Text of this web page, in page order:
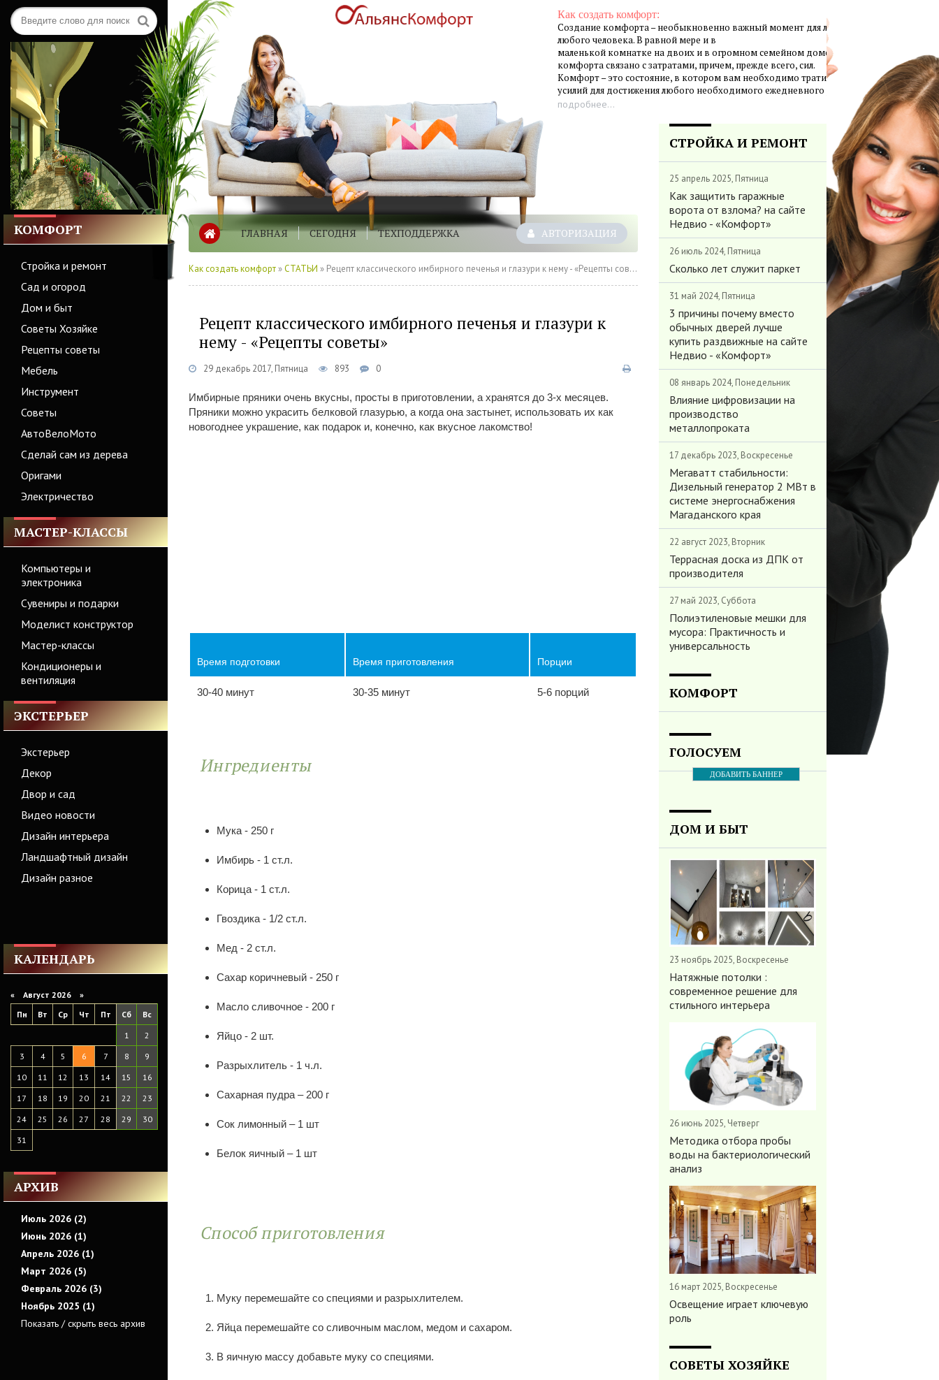
Как создать комфорт:
Создание комфорта – необыкновенно важный момент для личной жизни
любого человека. В равной мере и в
маленькой комнатке на двоих и в огромном семейном доме создание
комфорта связано с затратами, причем, прежде всего, сил.
Комфорт – это состояние, в котором вам необходимо тратить минимум
усилий для достижения любого необходимого ежедневного результата.
подробнее...
КОМФОРТ
Стройка и ремонт
Сад и огород
Дом и быт
Советы Хозяйке
Рецепты советы
Мебель
Инструмент
Советы
АвтоВелоМото
Сделай сам из дерева
Оригами
Электричество
МАСТЕР-КЛАССЫ
Компьютеры и
электроника
Сувениры и подарки
Моделист конструктор
Мастер-классы
Кондиционеры и
вентиляция
ЭКСТЕРЬЕР
Экстерьер
Декор
Двор и сад
Видео новости
Дизайн интерьера
Ландшафтный дизайн
Дизайн разное
КАЛЕНДАРЬ
« Август 2026 »
Пн
Вт Ср Чт Пт Сб
Вс
1
2
3
4 5 6 7 8
9
10
11 12 13 14 15
16
17
18 19 20 21 22
23
24
25 26 27 28 29
30
31
АРХИВ
Июль 2026 (2)
Июнь 2026 (1)
Апрель 2026 (1)
Март 2026 (5)
Февраль 2026 (3)
Ноябрь 2025 (1)
Показать / скрыть весь архив
ГЛАВНАЯ СЕГОДНЯ ТЕХПОДДЕРЖКА АВТОРИЗАЦИЯ
Как создать комфорт »СТАТЬИ » Рецепт классического имбирного печенья и глазури к нему - «Рецепты советы»
Рецепт классического имбирного печенья и глазури к
нему - «Рецепты советы»
29 декабрь 2017, Пятница 893 0
Имбирные пряники очень вкусны, просты в приготовлении, а хранятся до 3-х месяцев.
Пряники можно украсить белковой глазурью, а когда она застынет, использовать их как
новогоднее украшение, как подарок и, конечно, как вкусное лакомство!
Время подготовки Время приготовления Порции
30-40 минут 30-35 минут 5-6 порций
Ингредиенты
Мука - 250 г
Имбирь - 1 ст.л.
Корица - 1 ст.л.
Гвоздика - 1/2 ст.л.
Мед - 2 ст.л.
Сахар коричневый - 250 г
Масло сливочное - 200 г
Яйцо - 2 шт.
Разрыхлитель - 1 ч.л.
Сахарная пудра – 200 г
Сок лимонный – 1 шт
Белок яичный – 1 шт
Способ приготовления
Муку перемешайте со специями и разрыхлителем.
Яйца перемешайте со сливочным маслом, медом и сахаром.
В яичную массу добавьте муку со специями.
СТРОЙКА И РЕМОНТ
25 апрель 2025, Пятница
Как защитить гаражные
ворота от взлома? на сайте
Недвио - «Комфорт»
26 июль 2024, Пятница
Сколько лет служит паркет
31 май 2024, Пятница
3 причины почему вместо
обычных дверей лучше
купить раздвижные на сайте
Недвио - «Комфорт»
08 январь 2024, Понедельник
Влияние цифровизации на
производство
металлопроката
17 декабрь 2023, Воскресенье
Мегаватт стабильности:
Дизельный генератор 2 МВт в
системе энергоснабжения
Магаданского края
22 август 2023, Вторник
Террасная доска из ДПК от
производителя
27 май 2023, Суббота
Полиэтиленовые мешки для
мусора: Практичность и
универсальность
КОМФОРТ
ГОЛОСУЕМ
ДОБАВИТЬ БАННЕР
ДОМ И БЫТ
23 ноябрь 2025, Воскресенье
Натяжные потолки :
современное решение для
стильного интерьера
26 июнь 2025, Четверг
Методика отбора пробы
воды на бактериологический
анализ
16 март 2025, Воскресенье
Освещение играет ключевую
роль
СОВЕТЫ ХОЗЯЙКЕ